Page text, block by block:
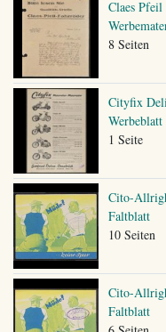
Claes Pfeil
8 Seiten
Cityfix
Werbeblatt
1 Seite
Cito-
Faltblatt
10 Seiten
Cito-
Faltblatt